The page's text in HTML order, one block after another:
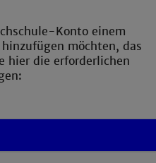
Konto einem
möchten, das
hier die erforderlichen